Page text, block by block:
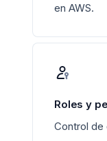
en AWS.
Roles y
Control de